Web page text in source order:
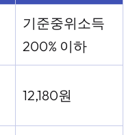
기준중위소득
200% 이하
12,180원